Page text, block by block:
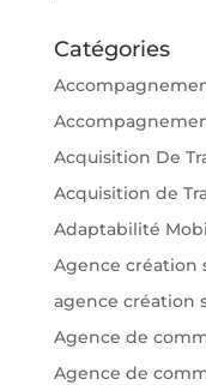
Catégories
Acquisition De
Acquisition de
Adaptabilité
Agence création
agence création
Agence de
Agence de